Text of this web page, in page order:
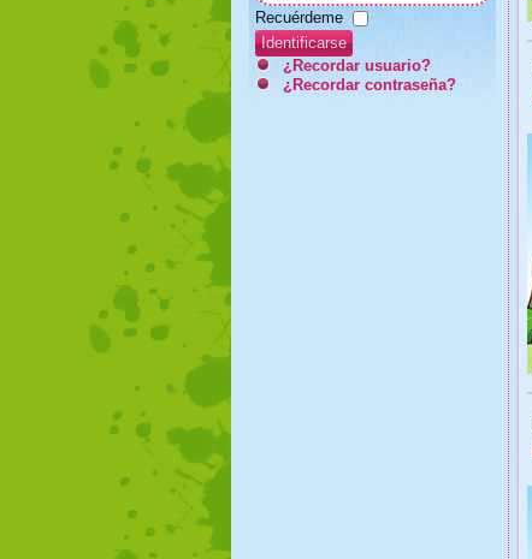
Recuérdeme
Identificarse
¿Recordar usuario?
¿Recordar contraseña?